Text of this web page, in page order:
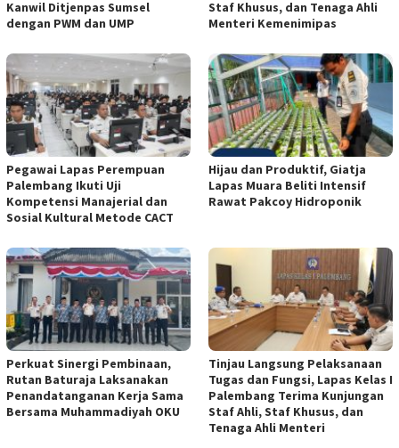
Kanwil Ditjenpas Sumsel
dengan PWM dan UMP
Staf Khusus, dan Tenaga Ahli
Menteri Kemenimipas
Pegawai Lapas Perempuan
Palembang Ikuti Uji
Kompetensi Manajerial dan
Sosial Kultural Metode CACT
Hijau dan Produktif, Giatja
Lapas Muara Beliti Intensif
Rawat Pakcoy Hidroponik
Perkuat Sinergi Pembinaan,
Rutan Baturaja Laksanakan
Penandatanganan Kerja Sama
Bersama Muhammadiyah OKU
Tinjau Langsung Pelaksanaan
Tugas dan Fungsi, Lapas Kelas I
Palembang Terima Kunjungan
Staf Ahli, Staf Khusus, dan
Tenaga Ahli Menteri